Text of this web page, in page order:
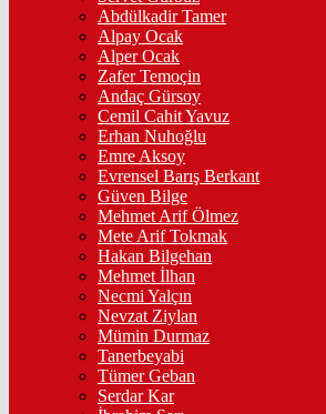
Abdülkadir Tamer
Alpay Ocak
Alper Ocak
Zafer Temoçin
Andaç Gürsoy
Cemil Cahit Yavuz
Erhan Nuhoğlu
Emre Aksoy
Evrensel Barış Berkant
Güven Bilge
Mehmet Arif Ölmez
Mete Arif Tokmak
Hakan Bilgehan
Mehmet İlhan
Necmi Yalçın
Nevzat Ziylan
Mümin Durmaz
Tanerbeyabi
Tümer Geban
Serdar Kar